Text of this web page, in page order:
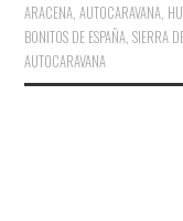
ARACENA,AUTOCARAVANA,
BONITOS DE ESPAÑA,SIERRA
AUTOCARAVANA